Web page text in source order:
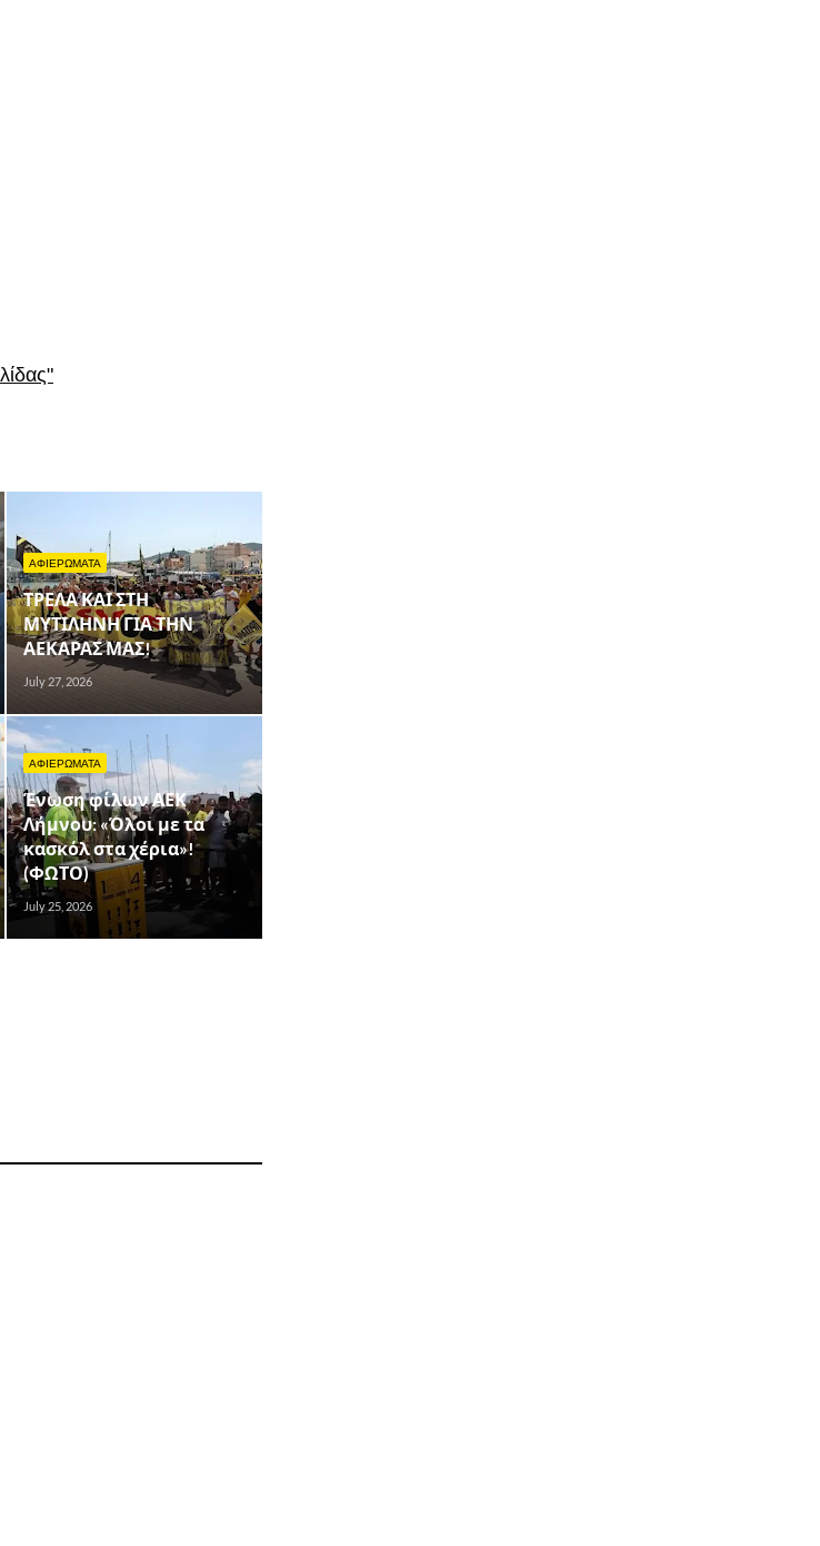
ΑΦΙΕΡΩΜΑΤΑ
ΤΡΕΛΑ ΚΑΙ ΣΤΗ
ΜΥΤΙΛΗΝΗ ΓΙΑ ΤΗΝ
ΑΕΚΑΡΑΣ ΜΑΣ!
July 27, 2026
ΑΦΙΕΡΩΜΑΤΑ
Ένωση φίλων ΑΕΚ
Λήμνου: «Όλοι με τα
κασκόλ στα χέρια»!
(ΦΩΤΟ)
July 25, 2026